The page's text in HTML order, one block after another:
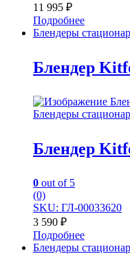
11 995 ₽
Подробнее
Блендеры
Блендер
Блендеры
Блендер
0 out of 5
(0)
SKU: ГЛ-00033620
3 590 ₽
Подробнее
Блендеры